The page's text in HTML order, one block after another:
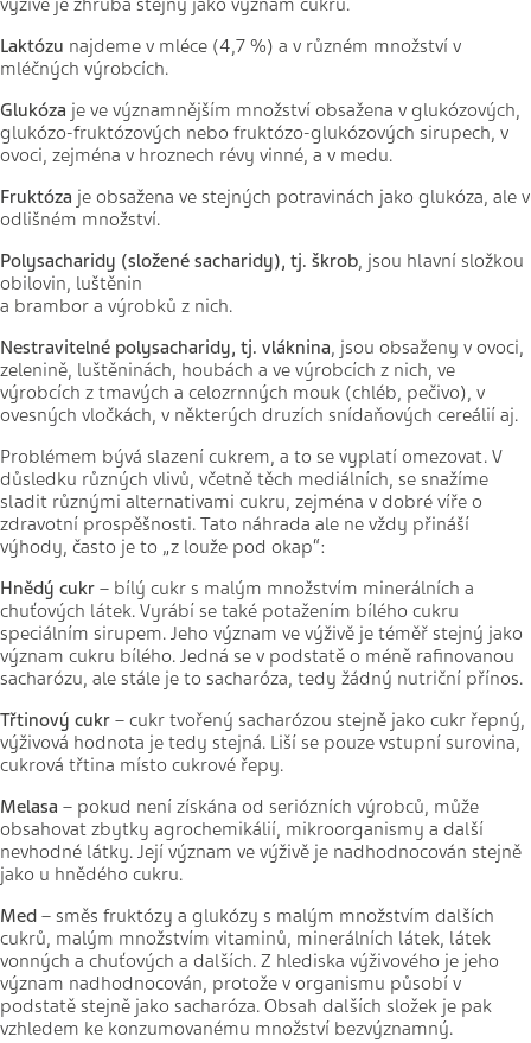
výživě je zhruba stejný jako význam cukru.
Laktózu najdeme v mléce (4,7 %) a v různém množství v
mléčných výrobcích.
Glukóza je ve významnějším množství obsažena v glukózových,
glukózo-fruktózových nebo fruktózo-glukózových sirupech, v
ovoci, zejména v hroznech révy vinné, a v medu.
Fruktóza je obsažena ve stejných potravinách jako glukóza, ale v
odlišném množství.
Polysacharidy (složené sacharidy), tj. škrob, jsou hlavní složkou
obilovin, luštěnin
a brambor a výrobků z nich.
Nestravitelné polysacharidy, tj. vláknina, jsou obsaženy v ovoci,
zelenině, luštěninách, houbách a ve výrobcích z nich, ve
výrobcích z tmavých a celozrnných mouk (chléb, pečivo), v
ovesných vločkách, v některých druzích snídaňových cereálií aj.
Problémem bývá slazení cukrem, a to se vyplatí omezovat. V
důsledku různých vlivů, včetně těch mediálních, se snažíme
sladit různými alternativami cukru, zejména v dobré víře o
zdravotní prospěšnosti. Tato náhrada ale ne vždy přináší
výhody, často je to „z louže pod okap“:
Hnědý cukr – bílý cukr s malým množstvím minerálních a
chuťových látek. Vyrábí se také potažením bílého cukru
speciálním sirupem. Jeho význam ve výživě je téměř stejný jako
význam cukru bílého. Jedná se v podstatě o méně rafinovanou
sacharózu, ale stále je to sacharóza, tedy žádný nutriční přínos.
Třtinový cukr – cukr tvořený sacharózou stejně jako cukr řepný,
výživová hodnota je tedy stejná. Liší se pouze vstupní surovina,
cukrová třtina místo cukrové řepy.
Melasa – pokud není získána od seriózních výrobců, může
obsahovat zbytky agrochemikálií, mikroorganismy a další
nevhodné látky. Její význam ve výživě je nadhodnocován stejně
jako u hnědého cukru.
Med – směs fruktózy a glukózy s malým množstvím dalších
cukrů, malým množstvím vitaminů, minerálních látek, látek
vonných a chuťových a dalších. Z hlediska výživového je jeho
význam nadhodnocován, protože v organismu působí v
podstatě stejně jako sacharóza. Obsah dalších složek je pak
vzhledem ke konzumovanému množství bezvýznamný.